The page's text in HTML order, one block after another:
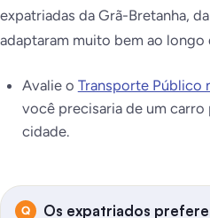
expatriadas da Grã-Bretanha,
adaptaram muito bem ao longo
Avalie o Transporte Público
você precisaria de um
cidade.
Os expatriados